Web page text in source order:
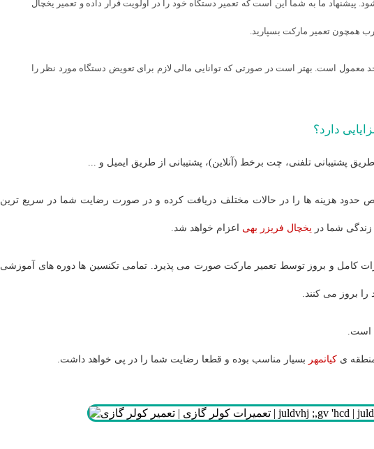
ما به شما این است که تعمیر دستگاه خود را در اولویت قرار داده و تعمیر یخچال
همچون تعمیر مارکت بسپارید.
معمول است. بهتر است در صورتی که توانایی مالی لازم برای تعویض دستگاه مورد نظر را
دارد؟
پشتیبانی تلفنی، چت برخط (آنلاین)، پشتیبانی از طریق ایمیل و ...
حدود هزینه ها را در حالات مختلف دریافت کرده و در صورت رضایت شما در سریع ترین
شما در یخچال فریزر بهی اعزام خواهد شد.
کامل و بروز توسط تعمیر مارکت صورت می پذیرد. تمامی تکنسین ها دوره های آموزشی
را بروز می کنند.
است.
ی کیانمهر بسیار مناسب بوده و قطعا رضایت شما را در پی خواهد داشت.